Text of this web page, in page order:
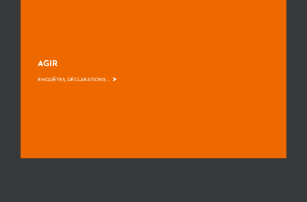
AGIR
ENQUÊTES, DÉCLARATIONS, ... >